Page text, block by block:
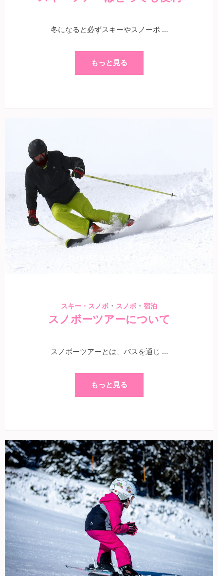
冬になると必ずスキーやスノーボ …
もっと見る
Felice
スキー・スノボ ・ スノボ ・ 宿泊
スノボーツアーについて
スノボーツアーとは、バスを通じ …
もっと見る